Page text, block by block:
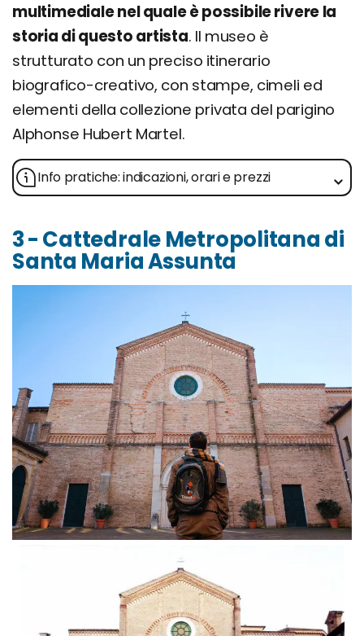
multimediale nel quale è possibile rivere la
storia di questo artista. Il museo è
strutturato con un preciso itinerario
biografico-creativo, con stampe, cimeli ed
elementi della collezione privata del parigino
Alphonse Hubert Martel.
Info pratiche: indicazioni, orari e prezzi
3 - Cattedrale Metropolitana di
Santa Maria Assunta